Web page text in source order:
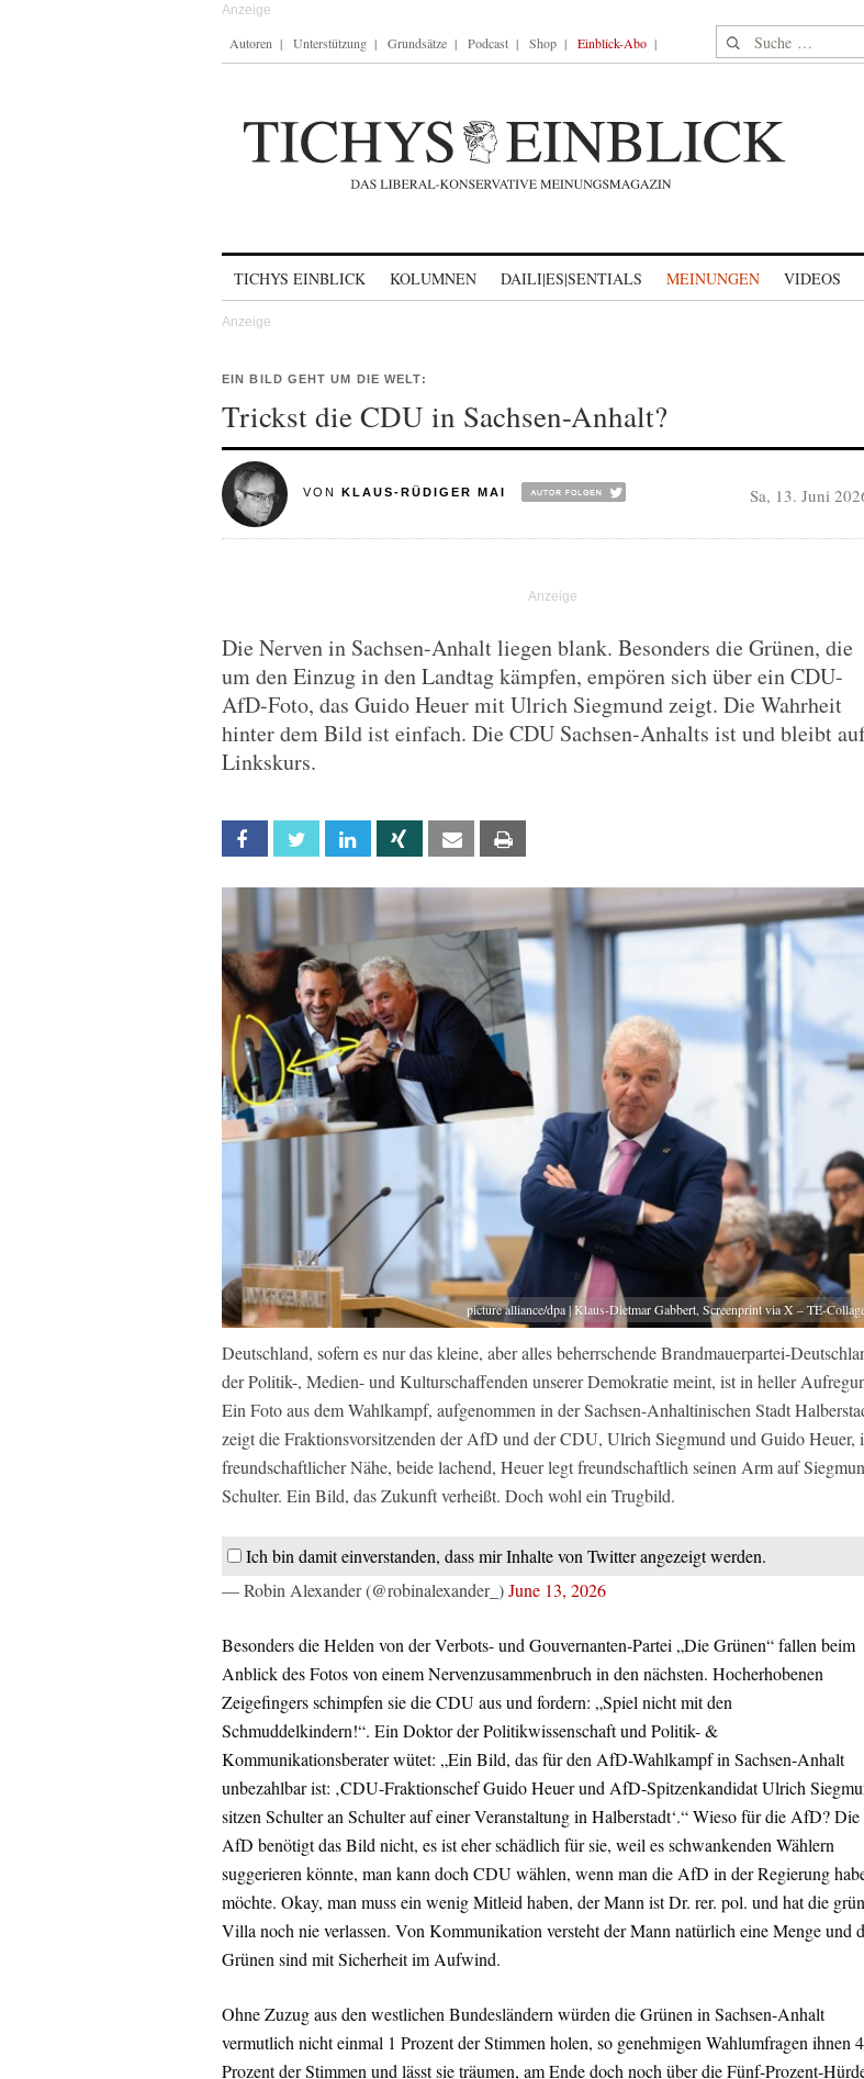
Autoren Unterstützung Grundsätze Podcast Shop Einblick-Abo Suche nach:
TICHYS EINBLICK KOLUMNEN DAILI|ES|SENTIALS MEINUNGEN VIDEOS
EIN BILD GEHT UM DIE WELT:
Trickst die CDU in Sachsen-Anhalt?
VON KLAUS-RÜDIGER MAI Sa, 13. Juni
Die Nerven in Sachsen-Anhalt liegen blank. Besonders die Grünen, die
um den Einzug in den Landtag kämpfen, empören sich über ein CDU-
AfD-Foto, das Guido Heuer mit Ulrich Siegmund zeigt. Die Wahrheit
hinter dem Bild ist einfach. Die CDU Sachsen-Anhalts ist und bleibt
Linkskurs.
Facebook Twitter Linkedin Xing Email
picture alliance/dpa | Klaus-Dietmar Gabbert, Screenprint via X – TE-
Deutschland, sofern es nur das kleine, aber alles beherrschende Brandmauerpartei-
der Politik-, Medien- und Kulturschaffenden unserer Demokratie meint, ist in heller
Ein Foto aus dem Wahlkampf, aufgenommen in der Sachsen-Anhaltinischen Stadt
zeigt die Fraktionsvorsitzenden der AfD und der CDU, Ulrich Siegmund und Guido Heuer,
freundschaftlicher Nähe, beide lachend, Heuer legt freundschaftlich seinen Arm auf
Schulter. Ein Bild, das Zukunft verheißt. Doch wohl ein Trugbild.
Ich bin damit einverstanden, dass mir Inhalte von Twitter angezeigt werden.
— Robin Alexander (@robinalexander_)June 13, 2026
Besonders die Helden von der Verbots- und Gouvernanten-Partei „Die Grünen“ fallen beim
Anblick des Fotos von einem Nervenzusammenbruch in den nächsten. Hocherhobenen
Zeigefingers schimpfen sie die CDU aus und fordern: „Spiel nicht mit den
Schmuddelkindern!“. Ein Doktor der Politikwissenschaft und Politik- &
Kommunikationsberater wütet: „Ein Bild, das für den AfD-Wahlkampf in Sachsen-Anhalt
unbezahlbar ist: ‚CDU-Fraktionschef Guido Heuer und AfD-Spitzenkandidat Ulrich
sitzen Schulter an Schulter auf einer Veranstaltung in Halberstadt‘.“ Wieso für die AfD? Die
AfD benötigt das Bild nicht, es ist eher schädlich für sie, weil es schwankenden Wählern
suggerieren könnte, man kann doch CDU wählen, wenn man die AfD in der Regierung
möchte. Okay, man muss ein wenig Mitleid haben, der Mann ist Dr. rer. pol. und hat die
Villa noch nie verlassen. Von Kommunikation versteht der Mann natürlich eine Menge und
Grünen sind mit Sicherheit im Aufwind.
Ohne Zuzug aus den westlichen Bundesländern würden die Grünen in Sachsen-Anhalt
vermutlich nicht einmal 1 Prozent der Stimmen holen, so genehmigen Wahlumfragen ihnen 4
Prozent der Stimmen und lässt sie träumen, am Ende doch noch über die Fünf-Prozent-